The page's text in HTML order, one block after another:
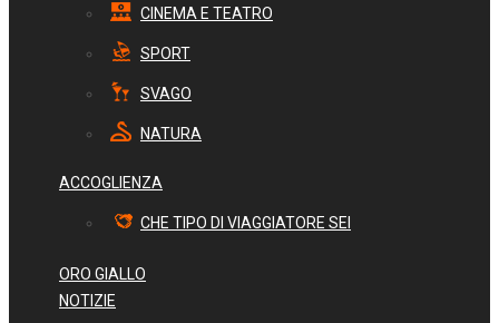
CINEMA E TEATRO
SPORT
SVAGO
NATURA
ACCOGLIENZA
CHE TIPO DI VIAGGIATORE SEI
ORO GIALLO
NOTIZIE